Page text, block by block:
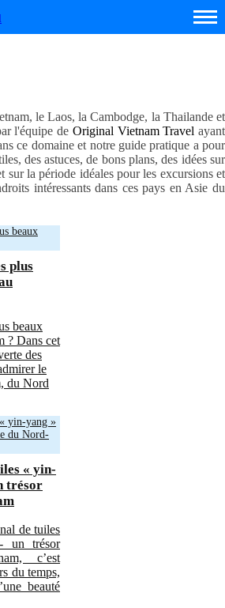
le Laos, la Cambodge, la Thailande et
l'équipe de Original Vietnam Travel ayant
ce domaine et notre guide pratique a pour
des astuces, de bons plans, des idées sur
sur la période idéales pour les excursions et
intéressants dans ces pays en Asie du
plus
beaux
? Dans cet
des
le
du Nord
« yin-
trésor
de tuiles
un trésor
c’est
du temps,
beauté